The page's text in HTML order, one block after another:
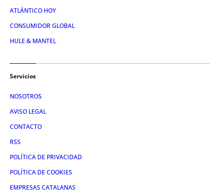
ATLÁNTICO HOY
CONSUMIDOR GLOBAL
HULE & MANTEL
Servicios
NOSOTROS
AVISO LEGAL
CONTACTO
RSS
POLÍTICA DE PRIVACIDAD
POLÍTICA DE COOKIES
EMPRESAS CATALANAS